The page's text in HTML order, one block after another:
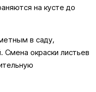
на кусте до
в саду,
Смена окраски листьев